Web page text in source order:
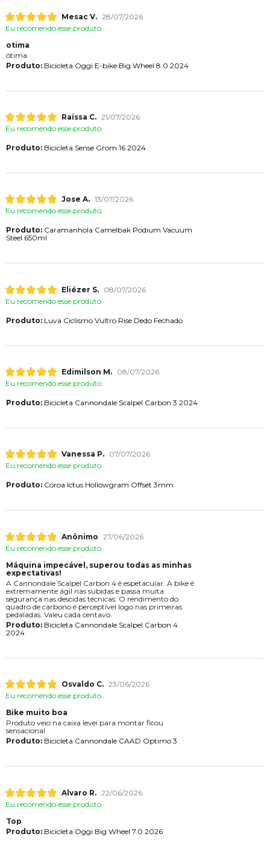
Mesac V. 28/07/2026
Eu recomendo esse produto.
otima
ótima
Produto:Bicicleta Oggi E-bike Big Wheel 8.0 2024
Raíssa C. 21/07/2026
Eu recomendo esse produto.
Produto:Bicicleta Sense Grom 16 2024
Jose A. 13/07/2026
Eu recomendo esse produto.
Produto:Caramanhola Camelbak Podium Vacuum
Steel 650ml
Eliézer S.
08/07/2026
Eu recomendo esse produto.
Produto:Luva Ciclismo Vultro Rise Dedo Fechado
Edimilson M.
08/07/2026
Eu recomendo esse produto.
Produto:Bicicleta Cannondale Scalpel Carbon 3 2024
Vanessa P.
07/07/2026
Eu recomendo esse produto.
Produto:Coroa Ictus Hollowgram Offset 3mm
Anônimo 27/06/2026
Eu recomendo esse produto.
Máquina impecável, superou todas as minhas
expectativas!
A Cannondale Scalpel Carbon 4 é espetacular. A bike é
extremamente ágil nas subidas e passa muita
segurança nas descidas técnicas. O rendimento do
quadro de carbono é perceptível logo nas primeiras
pedaladas. Valeu cada centavo.
Produto:Bicicleta Cannondale Scalpel Carbon 4
2024
Osvaldo C. 23/06/2026
Eu recomendo esse produto.
Bike muito boa
Produto veio na caixa levei para montar ficou
sensacional
Produto:Bicicleta Cannondale CAAD Optimo 3
Alvaro R. 22/06/2026
Eu recomendo esse produto.
Top
Produto:Bicicleta Oggi Big Wheel 7.0 2026